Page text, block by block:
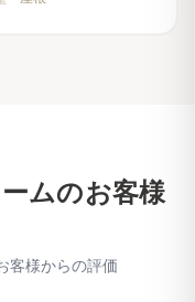
ムのお客様
客様からの評価